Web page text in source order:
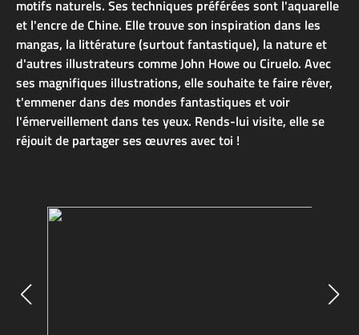
motifs naturels. Ses techniques préférées sont l'aquarelle
et l'encre de Chine. Elle trouve son inspiration dans les
mangas, la littérature (surtout fantastique), la nature et
d'autres illustrateurs comme John Howe ou Ciruelo. Avec
ses magnifiques illustrations, elle souhaite te faire rêver,
t'emmener dans des mondes fantastiques et voir
l'émerveillement dans tes yeux. Rends-lui visite, elle se
réjouit de partager ses œuvres avec toi !